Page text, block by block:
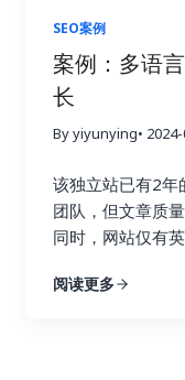
SEO案例
案例：多语
长
By yiyunying•
该独立站已有2年
团队，但文章质
同时，网站仅有
键词的深入分析
阅读更多